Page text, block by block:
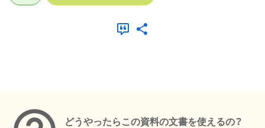
どうやったらこの資料の文書を使えるの？